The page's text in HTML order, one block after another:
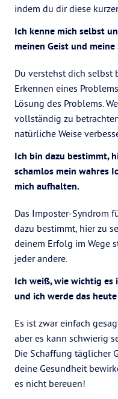
indem du dir diese
Ich kenne mich selbst
meinen Geist und
Du verstehst dich selbst
Erkennen eines
Lösung des Problems.
vollständig zu
natürliche Weise
Ich bin dazu bestimmt,
schamlos mein wahres
mich aufhalten.
Das Imposter-Syndrom
dazu bestimmt, hier zu
deinem Erfolg im Wege
jeder andere.
Ich weiß, wie wichtig es
und ich werde das
Es ist zwar einfach
aber es kann schwierig
Die Schaffung täglicher
deine Gesundheit
es nicht bereuen!